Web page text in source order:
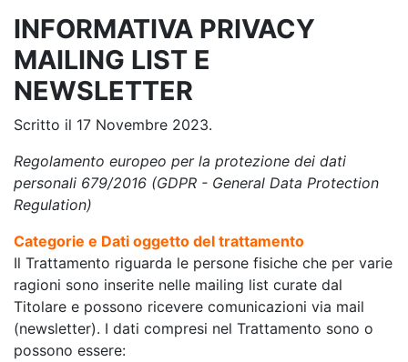
INFORMATIVA PRIVACY
MAILING LIST E
NEWSLETTER
Scritto il 17 Novembre 2023.
Regolamento europeo per la protezione dei dati
personali 679/2016 (GDPR - General Data Protection
Regulation)
Categorie e Dati oggetto del trattamento
Il Trattamento riguarda le persone fisiche che per varie
ragioni sono inserite nelle mailing list curate dal
Titolare e possono ricevere comunicazioni via mail
(newsletter). I dati compresi nel Trattamento sono o
possono essere: